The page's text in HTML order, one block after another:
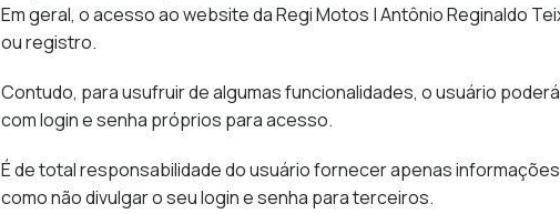
Em geral, o acesso ao website da Regi Motos | Antônio Reginaldo
ou registro.
Contudo, para usufruir de algumas funcionalidades, o usuário
com login e senha próprios para acesso.
É de total responsabilidade do usuário fornecer apenas
como não divulgar o seu login e senha para terceiros.